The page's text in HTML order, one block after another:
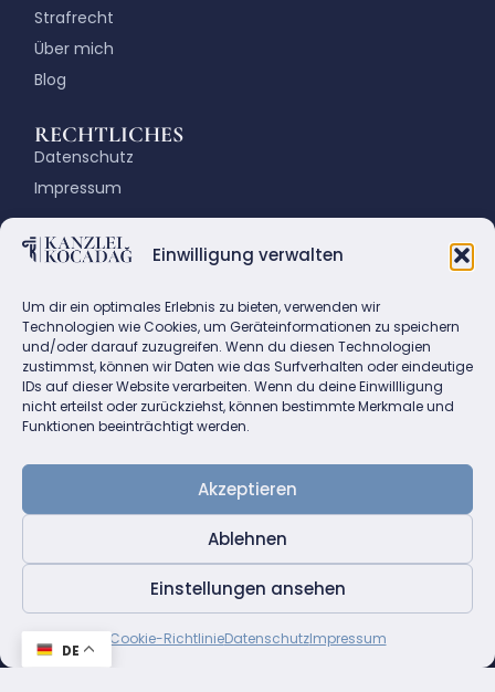
Einwilligung verwalten
Um dir ein optimales Erlebnis zu bieten, verwenden wir
Technologien wie Cookies, um Geräteinformationen zu speichern
und/oder darauf zuzugreifen. Wenn du diesen Technologien
zustimmst, können wir Daten wie das Surfverhalten oder eindeutige
IDs auf dieser Website verarbeiten. Wenn du deine Einwillligung
nicht erteilst oder zurückziehst, können bestimmte Merkmale und
Funktionen beeinträchtigt werden.
Akzeptieren
Ablehnen
Einstellungen ansehen
Cookie-RichtlinieDatenschutzImpressum
Strafrecht
Über mich
Blog
RECHTLICHES
Datenschutz
Impressum
KONTAKT
Fasanenstraße 72, 10719 Berlin
Tel.: +49(0)30 883 86 86
Fax:+49(0)30 882 45 80
Klicke hier, um Marketing-Cookies zu
akzeptieren und diesen Inhalt zu
aktivieren
DE